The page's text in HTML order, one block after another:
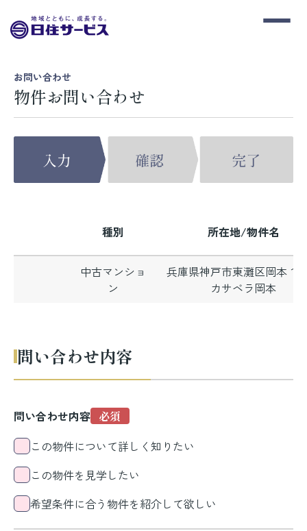
お問い合わせ
物件お問い合わせ
種別 所在地/物件名
中古マンショ
ン
兵庫県神戸市東灘区岡本１
カサベラ岡本
問い合わせ内容
問い合わせ内容
この物件について詳しく知りたい
この物件を見学したい
希望条件に合う物件を紹介して欲しい